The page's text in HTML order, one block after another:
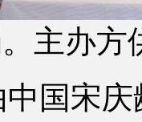
主办方
宋庆